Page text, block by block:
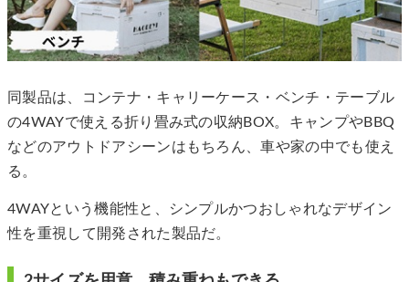
同製品は、コンテナ・キャリーケース・ベンチ・テーブル
の4WAYで使える折り畳み式の収納BOX。キャンプやBBQ
などのアウトドアシーンはもちろん、車や家の中でも使え
る。
4WAYという機能性と、シンプルかつおしゃれなデザイン
性を重視して開発された製品だ。